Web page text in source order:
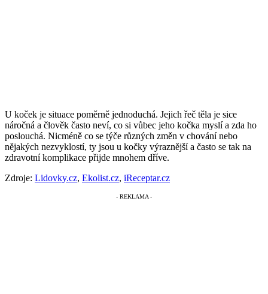
U koček je situace poměrně jednoduchá. Jejich řeč těla je sice
náročná a člověk často neví, co si vůbec jeho kočka myslí a zda ho
poslouchá. Nicméně co se týče různých změn v chování nebo
nějakých nezvyklostí, ty jsou u kočky výraznější a často se tak na
zdravotní komplikace přijde mnohem dříve.
Zdroje: Lidovky.cz, Ekolist.cz, iReceptar.cz